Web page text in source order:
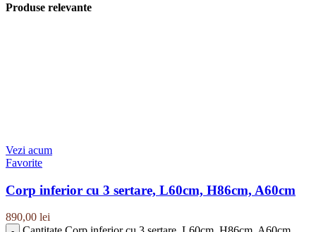
Produse relevante
Vezi acum
Favorite
Corp inferior cu 3 sertare, L60cm, H86cm, A60cm
890,00 lei